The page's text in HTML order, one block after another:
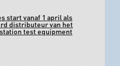
start vanaf 1 april als
distributeur van het
test equipment